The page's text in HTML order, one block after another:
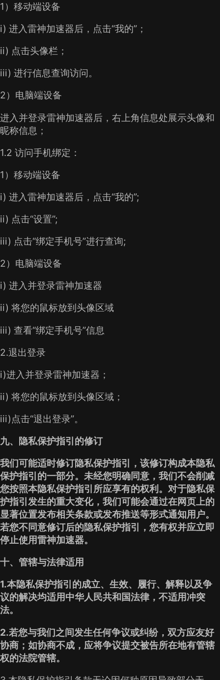
1）移动端设备
i) 进入雷神加速器后，点击“我的”；
ii) 点击头像栏；
iii) 进行信息查询访问。
2）电脑端设备
进入并登录雷神加速器后，右上角信息处展示头像和
昵称信息；
1.2 访问手机绑定：
1）移动端设备
i) 进入雷神加速器后，点击“我的”;
ii) 点击“设置”;
iii) 点击“绑定手机号”进行查询;
2）电脑端设备
i) 进入并登录雷神加速器
ii) 将您的鼠标放到头像区域
iii) 查看“绑定手机号”信息
2.退出登录
i)进入并登录雷神加速器；
ii) 将您的鼠标放到头像区域；
iii)点击“退出登录”。
九、隐私保护指引的修订
我们可能适时修订隐私保护指引，该修订构成本隐私
保护指引的一部分。未经您明确同意，我们不会削减
您按照本隐私保护指引所应享有的权利。对于隐私保
护指引发生的重大变化，我们可能会通过在网页上的
显著位置发布相关条款或发布推送等形式通知用户。
若您不同意修订后的隐私保护指引，您有权并应立即
停止使用雷神加速器。
十、管辖与法律适用
1.本隐私保护指引的成立、生效、履行、解释以及争
议的解决均适用中华人民共和国法律，不适用冲突
法。
2.若您与我们之间发生任何争议或纠纷，双方应友好
协商；如协商不成，应将争议提交被告所在地有管辖
权的法院管辖。